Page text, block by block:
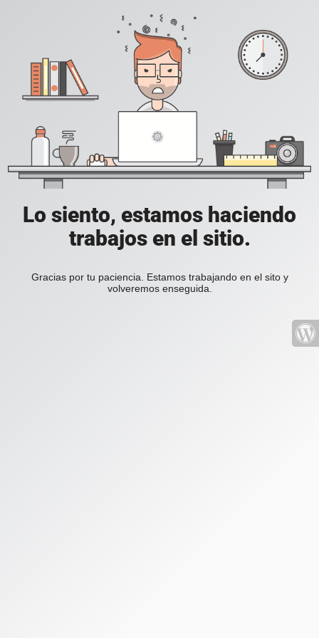
Lo siento, estamos haciendo
trabajos en el sitio.
Gracias por tu paciencia. Estamos trabajando en el sito y
volveremos enseguida.